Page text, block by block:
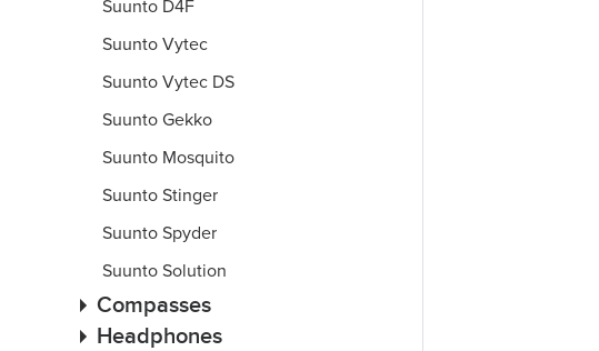
Suunto D4F
Suunto Vytec
Suunto Vytec DS
Suunto Gekko
Suunto Mosquito
Suunto Stinger
Suunto Spyder
Suunto Solution
Compasses
Headphones